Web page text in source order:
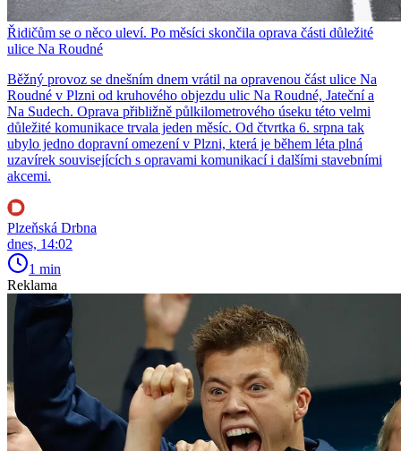
Řidičům se o něco uleví. Po měsíci skončila oprava části důležité
ulice Na Roudné
Běžný provoz se dnešním dnem vrátil na opravenou část ulice Na
Roudné v Plzni od kruhového objezdu ulic Na Roudné, Jateční a
Na Sudech. Oprava přibližně půlkilometrového úseku této velmi
důležité komunikace trvala jeden měsíc. Od čtvrtka 6. srpna tak
ubylo jedno dopravní omezení v Plzni, která je během léta plná
uzavírek souvisejících s opravami komunikací i dalšími stavebními
akcemi.
Plzeňská Drbna
dnes, 14:02
1 min
Reklama